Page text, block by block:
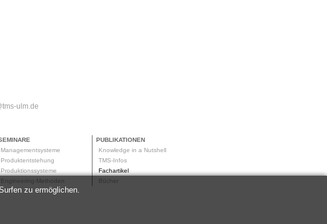
ulm.de
Managementsysteme
Produktentstehung
Produktionssysteme
Engineering-Methoden
PUBLIKATIONEN
Knowledge in a Nutshell
TMS-Infos
Fachartikel
Bücher
zu ermöglichen.